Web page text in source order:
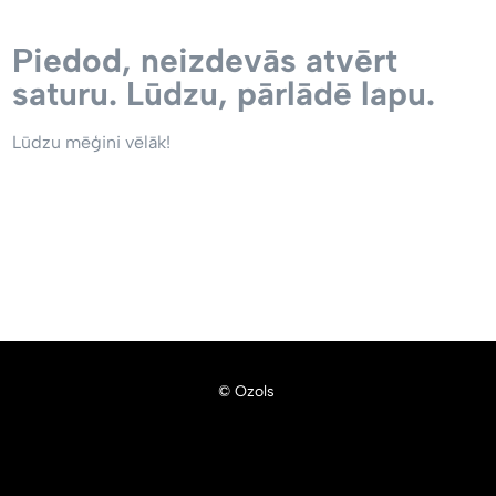
Piedod, neizdevās atvērt
saturu. Lūdzu, pārlādē lapu.
Lūdzu mēģini vēlāk!
© Ozols